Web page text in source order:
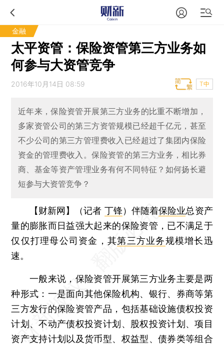
金融
太平资管：保险资管第三方业务如
何参与大资管竞争
2016年10月14日 08:59 T中
近年来，保险资管开展第三方业务的比重不断增加，
多家资管公司的第三方资管规模已经超千亿元，甚至
不少公司的第三方管理费收入已经超过了集团内保险
资金的管理费收入。保险资管的第三方业务，相比券
商、基金等资产管理业务有何不同特征？如何扬长避
短参与大资管竞争？
【财新网】（记者 丁锋） 伴随着保险业总资产
量的膨胀而日益强大起来的保险资管，已不满足于
仅仅打理母公司资金，其第三方业务规模增长迅
速。
一般来说，保险资管开展第三方业务主要是两
种形式：一是面向其他保险机构、银行、券商等第
三方发行的保险资管产品，包括基础设施债权投资
计划、不动产债权投资计划、股权投资计划、项目
资产支持计划以及货币型、权益型、债券类等组合